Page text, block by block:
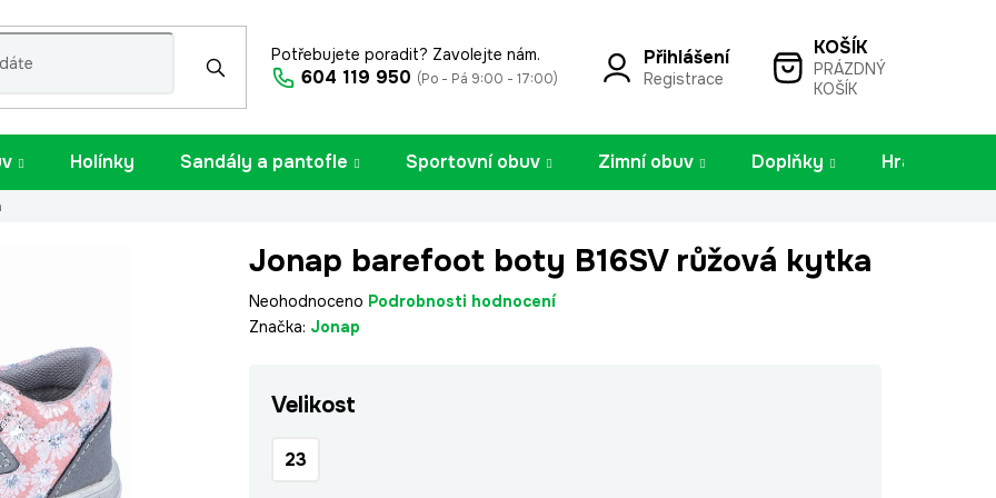
Potřebujete poradit? Zavolejte nám.
604 119 950 (Po - Pá 9:00 - 17:00)
Přihlášení
Registrace
NÁKUPNÍ
KOŠÍK
PRÁZDNÝ
KOŠÍK
Holínky Sandály a pantofle Sportovní obuv Zimní obuv Doplňky Hračky
Jonap barefoot boty B16SV růžová kytka
Průměrné
hodnocení
0,0
Neohodnoceno Podrobnosti hodnocení
Značka: Jonap
Velikost
23